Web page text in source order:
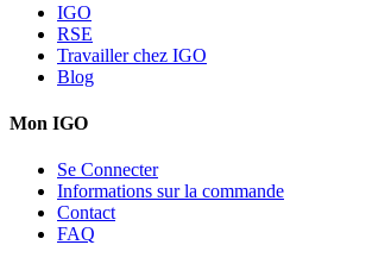
IGO
RSE
Travailler chez IGO
Blog
Mon IGO
Se Connecter
Informations sur la commande
Contact
FAQ